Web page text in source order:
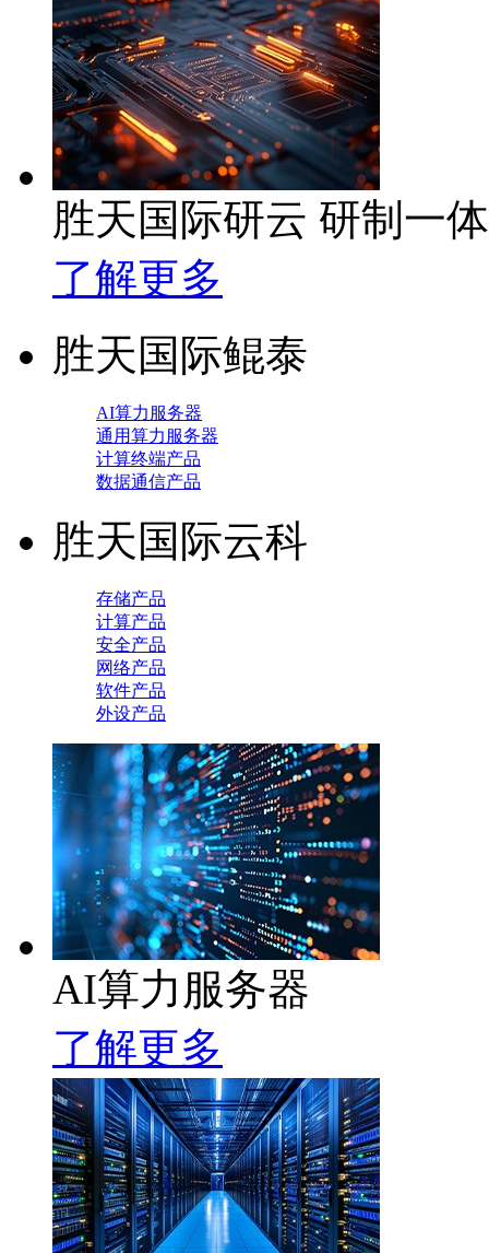
胜天国际研云 研制一
了解更多
胜天国际鲲泰
AI算力服务器
通用算力服务器
计算终端产品
数据通信产品
胜天国际云科
存储产品
计算产品
安全产品
网络产品
软件产品
外设产品
AI算力服务器
了解更多